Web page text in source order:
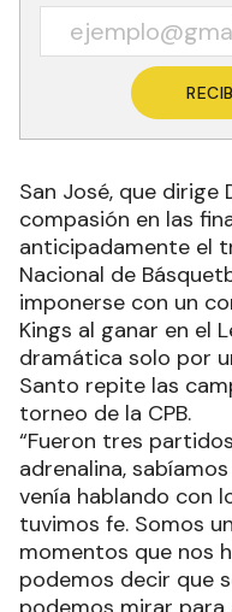
San José, que dirige
compasión en las
anticipadamente el
Nacional de
imponerse con un
Kings al ganar en el
dramática solo por
Santo repite las
torneo de la CPB.
“Fueron tres
adrenalina,
venía hablando con
tuvimos fe. Somos
momentos que nos
podemos decir que